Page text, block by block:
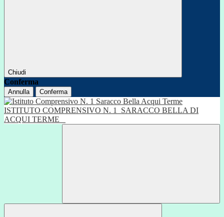
Chiudi
Conferma
Annulla Conferma
ISTITUTO COMPRENSIVO N. 1
SARACCO BELLA DI
ACQUI TERME